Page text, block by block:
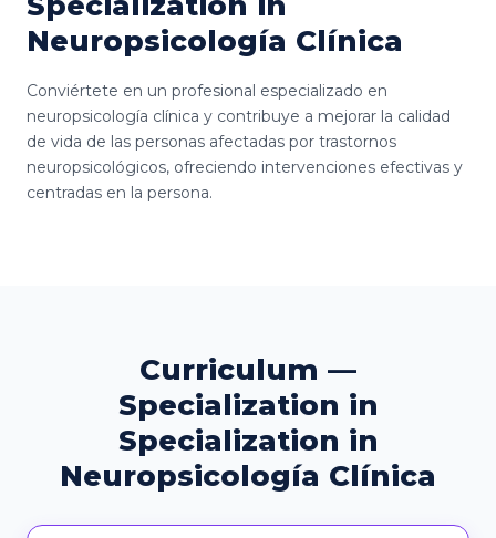
Neuropsicología Clínica
Conviértete en un profesional especializado en
neuropsicología clínica y contribuye a mejorar la calidad
de vida de las personas afectadas por trastornos
neuropsicológicos, ofreciendo intervenciones efectivas y
centradas en la persona.
Curriculum —
Specialization in
Specialization in
Neuropsicología Clínica